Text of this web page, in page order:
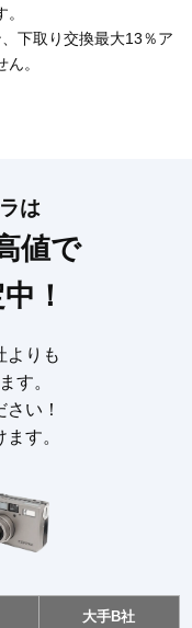
下取り交換最大13％ア
。
は
値で
！
よりも
す。
い！
す。
大手B社